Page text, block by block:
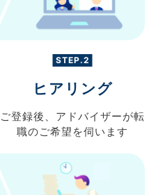
STEP.2
ヒアリング
ご登録後、 アドバイザーが転
職のご希望を伺います